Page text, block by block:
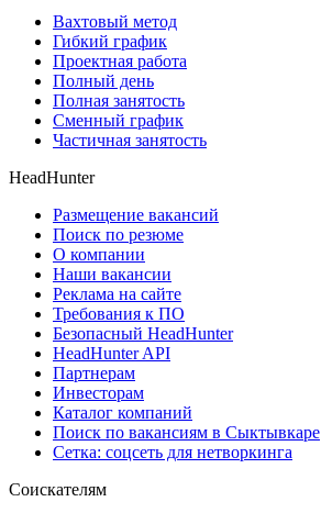
Вахтовый метод
Гибкий график
Проектная работа
Полный день
Полная занятость
Сменный график
Частичная занятость
HeadHunter
Размещение вакансий
Поиск по резюме
О компании
Наши вакансии
Реклама на сайте
Требования к ПО
Безопасный HeadHunter
HeadHunter API
Партнерам
Инвесторам
Каталог компаний
Поиск по вакансиям в Сыктывкаре
Сетка: соцсеть для нетворкинга
Соискателям